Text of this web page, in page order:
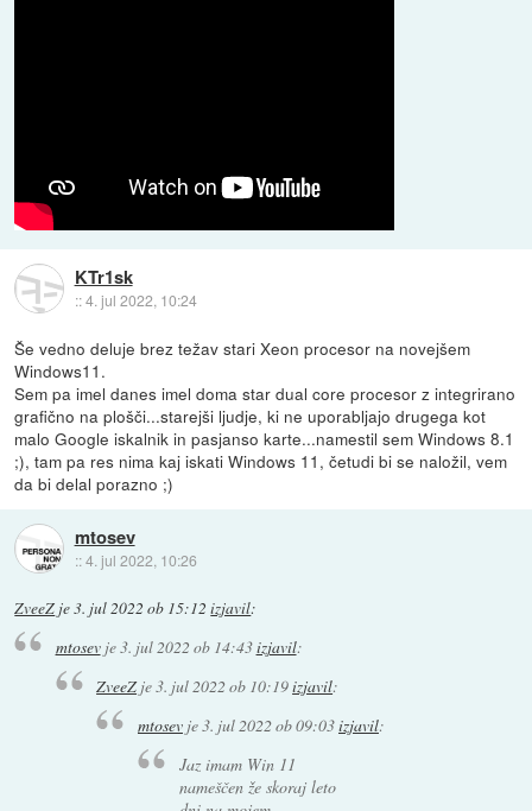
KTr1sk
::4. jul 2022, 10:24
Še vedno deluje brez težav stari Xeon procesor na novejšem
Windows11.
Sem pa imel danes imel doma star dual core procesor z integrirano
grafično na plošči...starejši ljudje, ki ne uporabljajo drugega kot
malo Google iskalnik in pasjanso karte...namestil sem Windows 8.1
;), tam pa res nima kaj iskati Windows 11, četudi bi se naložil, vem
da bi delal porazno ;)
mtosev
::4. jul 2022, 10:26
ZveeZ je3. jul 2022 ob 15:12 izjavil:
mtosevje3. jul 2022 ob 14:43izjavil:
ZveeZje3. jul 2022 ob 10:19izjavil:
mtosevje3. jul 2022 ob 09:03izjavil:
Jaz imam Win 11
nameščen že skoraj leto